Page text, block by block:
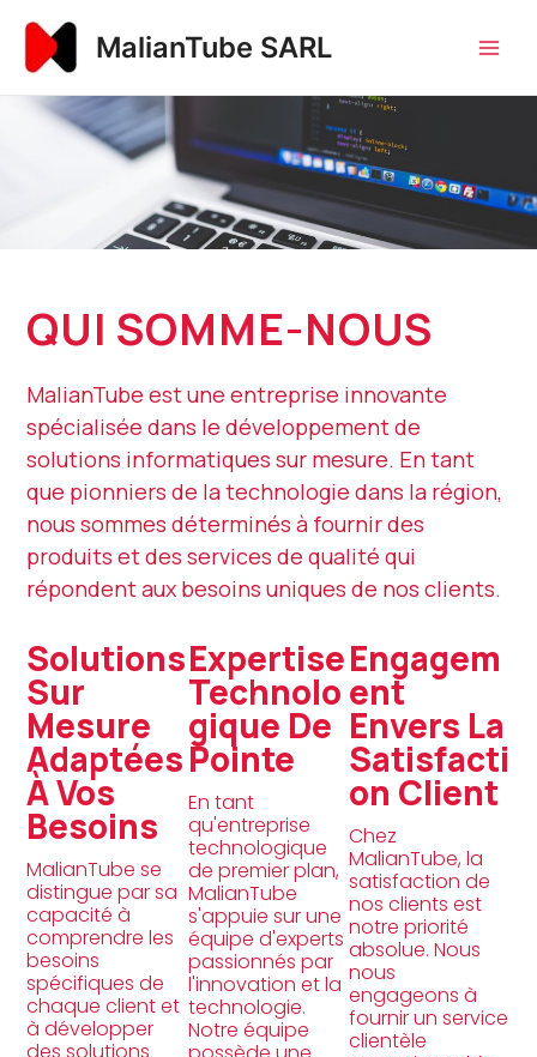
contenu
MalianTube SARL
QUI SOMME-NOUS
MalianTube est une entreprise innovante
spécialisée dans le développement de
solutions informatiques sur mesure. En tant
que pionniers de la technologie dans la région,
nous sommes déterminés à fournir des
produits et des services de qualité qui
répondent aux besoins uniques de nos clients.
Solutions
Sur
Mesure
Adaptées
À Vos
Besoins
MalianTube se
distingue par sa
capacité à
comprendre les
besoins
spécifiques de
chaque client et
à développer
des solutions
Expertise
Technolo
Gique De
Pointe
En tant
qu'entreprise
technologique
de premier plan,
MalianTube
s'appuie sur une
équipe d'experts
passionnés par
l'innovation et la
technologie.
Notre équipe
Engagem
Ent
Envers La
Satisfacti
On Client
Chez
MalianTube, la
satisfaction de
nos clients est
notre priorité
absolue. Nous
nous
engageons à
fournir un service
clientèle